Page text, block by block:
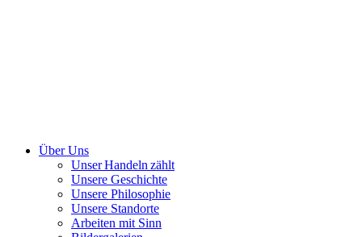
Über Uns
Unser Handeln zählt
Unsere Geschichte
Unsere Philosophie
Unsere Standorte
Arbeiten mit Sinn